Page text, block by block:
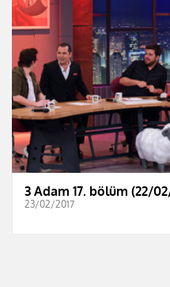
3 Adam 17. bölüm (22/
23/02/2017